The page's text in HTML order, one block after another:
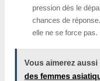
pression dès le
chances de
elle ne se force pas.
Vous aimerez aussi
des femmes